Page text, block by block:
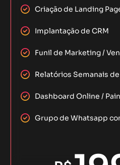
Criação de Landing
Implantação de CRM
Funil de Marketing /
Relatórios Semanais
Dashboard Online /
Grupo de Whatsapp